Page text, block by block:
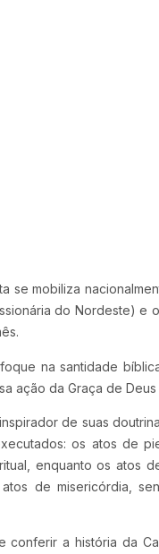
se mobiliza
do Nordeste) e
na santidade
ação da Graça de
de suas
os atos de
enquanto os atos
de misericórdia,
a história da